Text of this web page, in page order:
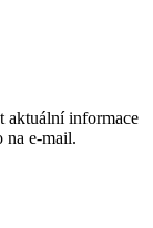
informace
na e-mail.